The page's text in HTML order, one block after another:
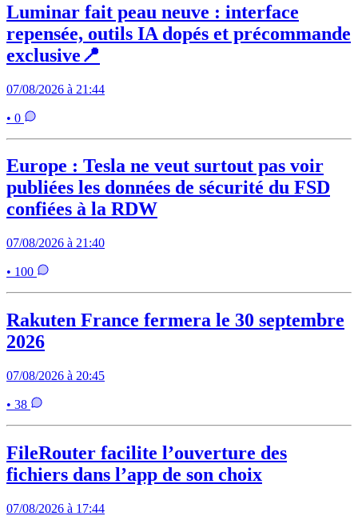
Luminar fait peau neuve : interface
repensée, outils IA dopés et précommande
exclusive📍
07/08/2026 à 21:44
• 0
Europe : Tesla ne veut surtout pas voir
publiées les données de sécurité du FSD
confiées à la RDW
07/08/2026 à 21:40
• 100
Rakuten France fermera le 30 septembre
2026
07/08/2026 à 20:45
• 38
FileRouter facilite l’ouverture des
fichiers dans l’app de son choix
07/08/2026 à 17:44